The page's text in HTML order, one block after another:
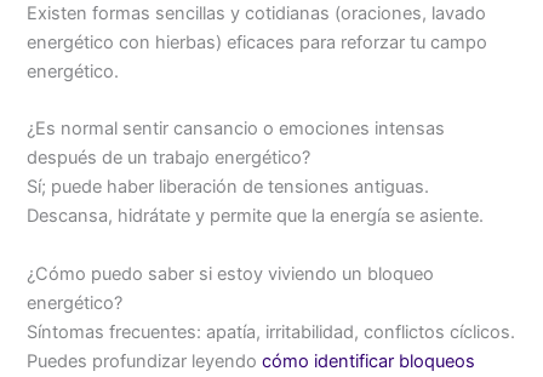
Existen formas sencillas y cotidianas (oraciones, lavado
energético con hierbas) eficaces para reforzar tu campo
energético.
¿Es normal sentir cansancio o emociones intensas
después de un trabajo energético?
Sí; puede haber liberación de tensiones antiguas.
Descansa, hidrátate y permite que la energía se asiente.
¿Cómo puedo saber si estoy viviendo un bloqueo
energético?
Síntomas frecuentes: apatía, irritabilidad, conflictos cíclicos.
Puedes profundizar leyendocómo identificar bloqueos